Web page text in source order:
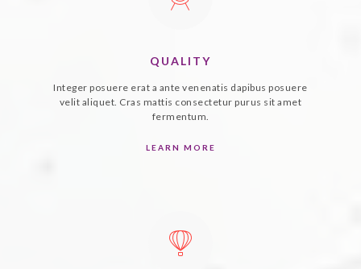
QUALITY
Integer posuere erat a ante venenatis dapibus posuere
velit aliquet. Cras mattis consectetur purus sit amet
fermentum.
LEARN MORE